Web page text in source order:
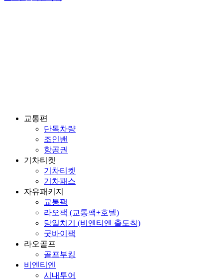
교통편
단독차량
조인밴
항공권
기차티켓
기차티켓
기차패스
자유패키지
교통팩
라오팩 (교통팩+호텔)
당일치기 (비엔티엔 출도착)
굿바이팩
라오골프
골프부킹
비엔티엔
시내투어